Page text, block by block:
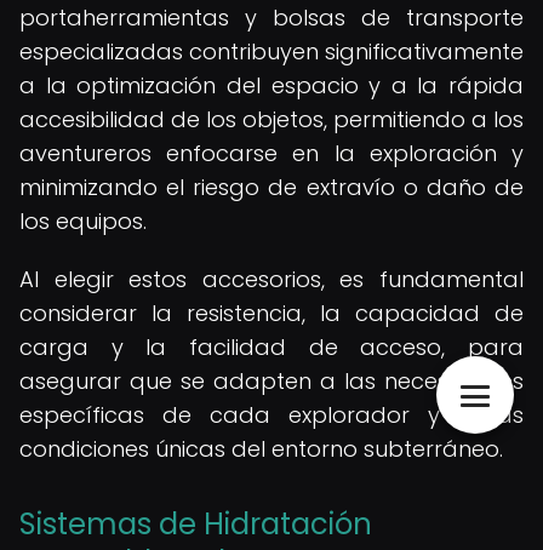
portaherramientas y bolsas de transporte
especializadas contribuyen significativamente
a la optimización del espacio y a la rápida
accesibilidad de los objetos, permitiendo a los
aventureros enfocarse en la exploración y
minimizando el riesgo de extravío o daño de
los equipos.
Al elegir estos accesorios, es fundamental
considerar la resistencia, la capacidad de
carga y la facilidad de acceso, para
asegurar que se adapten a las necesidades
específicas de cada explorador y a las
condiciones únicas del entorno subterráneo.
Sistemas de Hidratación